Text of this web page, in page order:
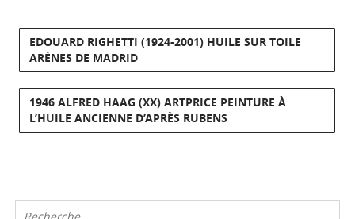
EDOUARD RIGHETTI (1924-2001) HUILE SUR TOILE
ARÈNES DE MADRID
1946 ALFRED HAAG (XX) ARTPRICE PEINTURE À
L’HUILE ANCIENNE D’APRÈS RUBENS